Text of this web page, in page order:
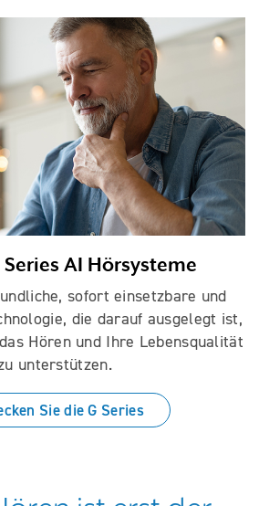
Series AI Hörsysteme
sofort einsetzbare und
die darauf ausgelegt ist,
Hören und Ihre Lebensqualität
unterstützen.
Sie die G Series